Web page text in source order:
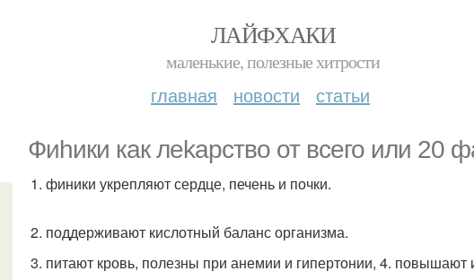
ЛАЙФХАКИ
маленькие, полезные хитрости
главная новости статьи
Фиhики как лekapство от всего или 20
1. финики укрепляют сердце, печень и почки.
2. поддерживают кислотный баланс организма.
3. питают кровь, полезны при анемии и гипертонии, 4. повышают